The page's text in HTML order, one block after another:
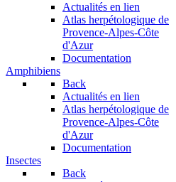
Actualités en lien
Atlas herpétologique de
Provence-Alpes-Côte
d'Azur
Documentation
Amphibiens
Back
Actualités en lien
Atlas herpétologique de
Provence-Alpes-Côte
d'Azur
Documentation
Insectes
Back